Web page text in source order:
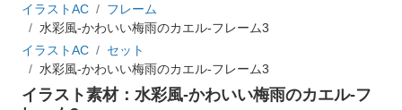
イラストAC
フレーム
水彩風-かわいい梅雨のカエル-フレーム3
イラストAC
セット
水彩風-かわいい梅雨のカエル-フレーム3
イラスト素材：水彩風-かわいい梅雨のカエル-フ